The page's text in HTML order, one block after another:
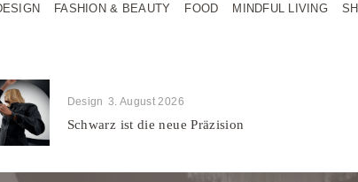
FASHION & BEAUTY FOOD MINDFUL LIVING
Design 3. August 2026
Schwarz ist die neue Präzision